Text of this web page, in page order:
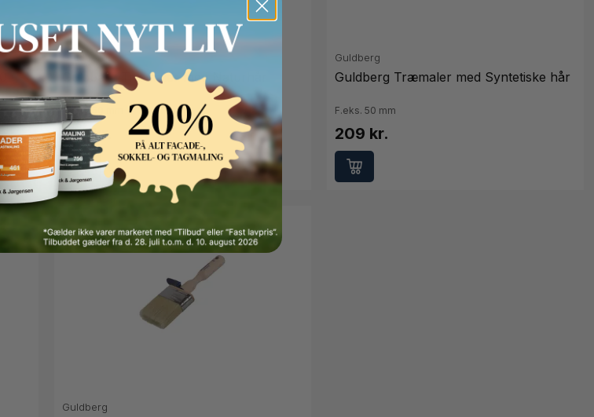
Guldberg
Guldberg Træmaler med Naturhår
F.eks. 50 mm
189 kr.
Guldberg
Guldberg Træmaler med Syntetiske hår
F.eks. 50 mm
209 kr.
Guldberg